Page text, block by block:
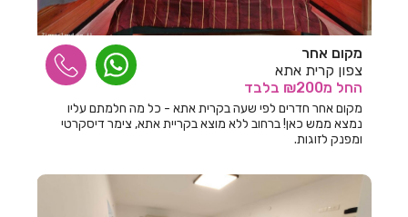
חדרים לפי שעה בחיפה
חדרים לפי שעה בחצור הגלילית
חדרים לפי שעה בחריש
חדרים לפי שעה בטבריה
חדרים לפי שעה ביבנאל
מקום אחר
צפון קרית אתא
החל מ₪200 בלבד
מקום אחר חדרים לפי שעה בקרית אתא - כל מה חלמתם עליו
נמצא ממש כאן! ברחוב ללא מוצא בקריית אתא, צימר דיסקרטי
ומפנק לזוגות.